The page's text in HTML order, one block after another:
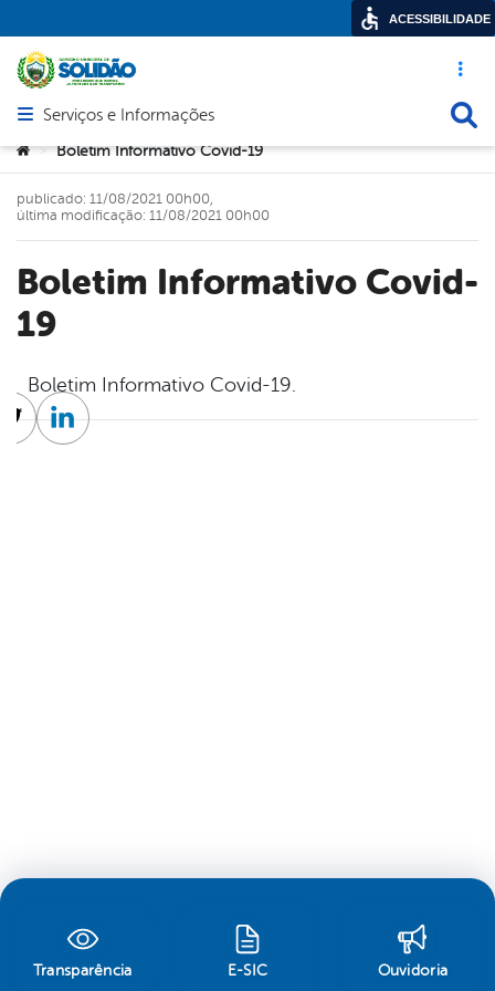
Acesso
Abrir menu principal de navegação
Serviços e Informações
Você está aqui:
> Boletim Informativo Covid-19
Boletim Informativo Covid-
19
publicado: 11/08/2021 00h00,
última modificação: 11/08/2021 00h00
Boletim Informativo Covid-19.
TwitterLinkedin
Transparência E-SIC Ouvidoria
ACESSIBILIDADE